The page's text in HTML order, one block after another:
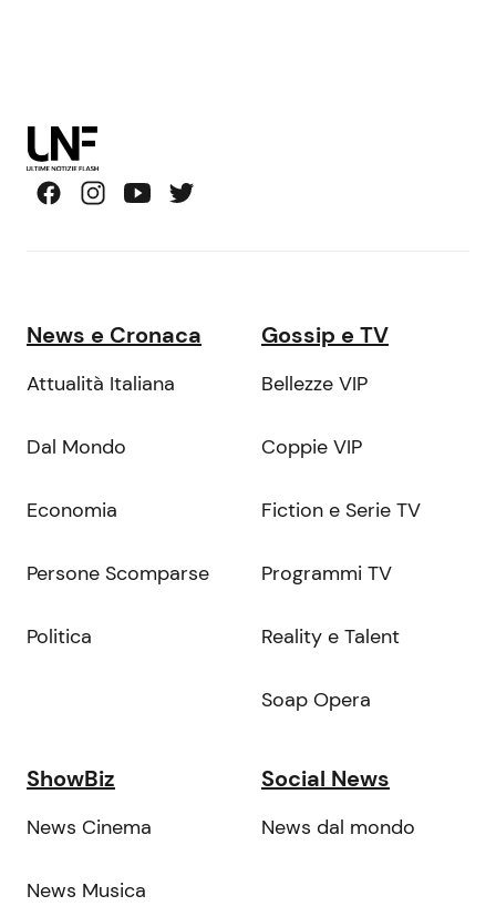
News e Cronaca
Attualità Italiana
Dal Mondo
Economia
Persone Scomparse
Politica
Gossip e TV
Bellezze VIP
Coppie VIP
Fiction e Serie TV
Programmi TV
Reality e Talent
Soap Opera
ShowBiz
News Cinema
News Musica
Social News
News dal mondo